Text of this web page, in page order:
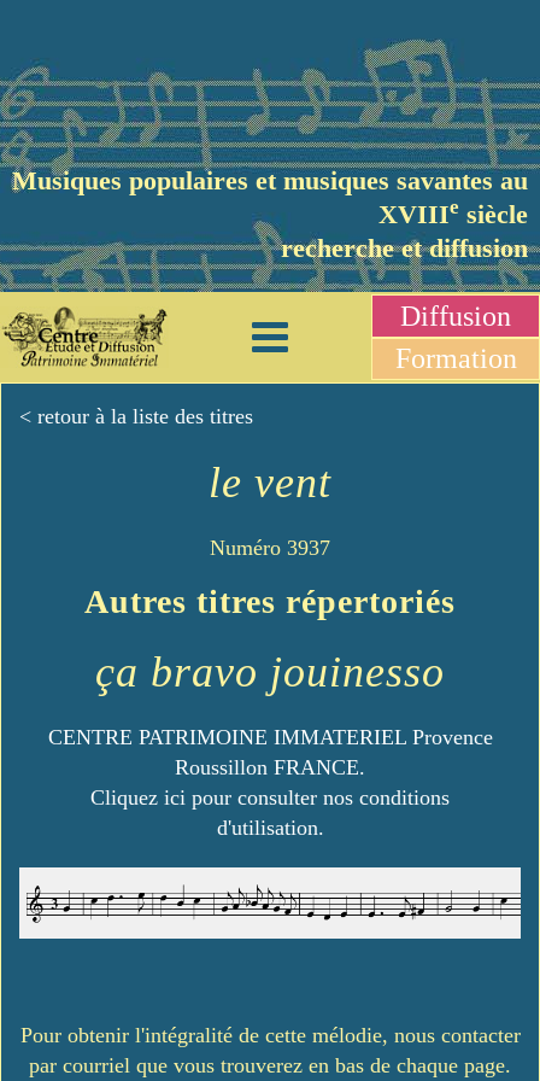
Musiques populaires et musiques savantes au
XVIIIe siècle
recherche et diffusion
Diffusion
Formation
< retour à la liste des titres
le vent
Numéro 3937
Autres titres répertoriés
ça bravo jouinesso
CENTRE PATRIMOINE IMMATERIEL Provence
Roussillon FRANCE.
Cliquez ici pour consulter nos conditions
d'utilisation.
Pour obtenir l'intégralité de cette mélodie, nous contacter
par courriel que vous trouverez en bas de chaque page.